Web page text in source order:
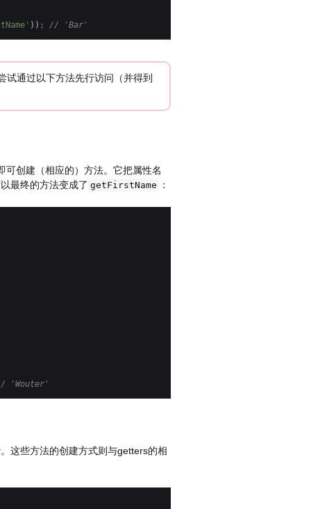
) ) ; // 'Bar'
试通过以下方法先行访问（并得到
创建（相应的）方法。它把属性名
最终的方法变成了 getFirstName ：
'Wouter'
这些方法的创建方式则与getters的相